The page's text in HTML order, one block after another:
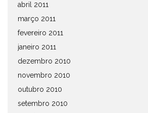
abril 2011
março 2011
fevereiro 2011
janeiro 2011
dezembro 2010
novembro 2010
outubro 2010
setembro 2010